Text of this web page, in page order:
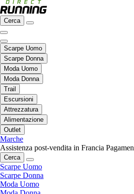
Cerca
Scarpe Uomo
Scarpe Donna
Moda Uomo
Moda Donna
Trail
Escursioni
Attrezzatura
Alimentazione
Outlet
Marche
Assistenza post-vendita in Francia
Cerca
Scarpe Uomo
Scarpe Donna
Moda Uomo